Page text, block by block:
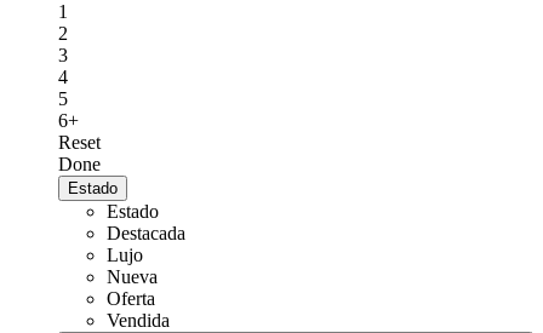
1
2
3
4
5
6+
Reset
Done
Estado
Estado
Destacada
Lujo
Nueva
Oferta
Vendida